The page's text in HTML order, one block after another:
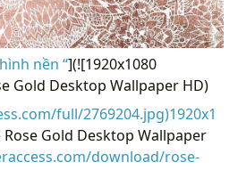
nền “](![1920x1080
Gold Desktop Wallpaper HD)
full/2769204.jpg)1920x1
Gold Desktop Wallpaper
download/rose-